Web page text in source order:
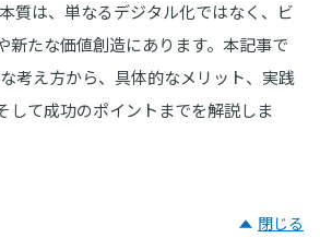
質は、単なるデジタル化ではなく、ビ
新たな価値創造にあります。本記事で
考え方から、具体的なメリット、実践
して成功のポイントまでを解説しま
閉じる